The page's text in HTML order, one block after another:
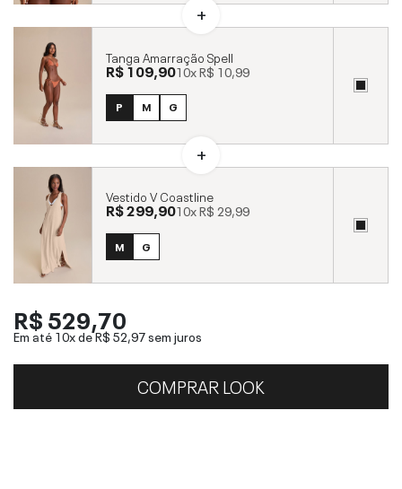
Tanga Amarração Spell
R$ 109,9010xR$ 10,99
P M G
Vestido V Coastline
R$ 299,9010xR$ 29,99
M G
R$ 529,70
Em até 10x deR$ 52,97sem juros
COMPRAR LOOK